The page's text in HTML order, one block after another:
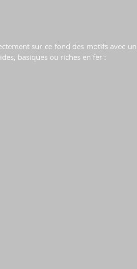
sur ce fond des motifs avec un
basiques ou riches en fer :